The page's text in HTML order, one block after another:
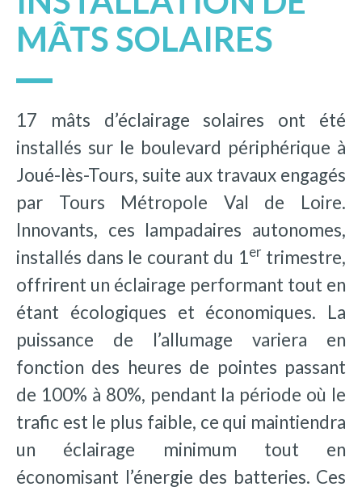
MÂTS SOLAIRES
17 mâts d’éclairage solaires ont été
installés sur le boulevard périphérique à
Joué-lès-Tours, suite aux travaux engagés
par Tours Métropole Val de Loire.
Innovants, ces lampadaires autonomes,
installés dans le courant du 1er trimestre,
offrirent un éclairage performant tout en
étant écologiques et économiques. La
puissance de l’allumage variera en
fonction des heures de pointes passant
de 100% à 80%, pendant la période où le
trafic est le plus faible, ce qui maintiendra
un éclairage minimum tout en
économisant l’énergie des batteries. Ces